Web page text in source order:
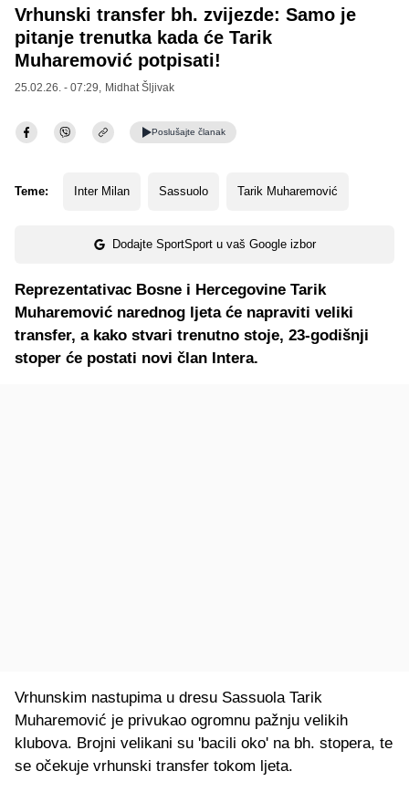
Vrhunski transfer bh. zvijezde: Samo je
pitanje trenutka kada će Tarik
Muharemović potpisati!
25.02.26. - 07:29, Midhat Šljivak
Poslušajte članak
Teme: Inter Milan Sassuolo Tarik Muharemović
Dodajte SportSport u vaš Google izbor
Reprezentativac Bosne i Hercegovine Tarik
Muharemović narednog ljeta će napraviti veliki
transfer, a kako stvari trenutno stoje, 23-godišnji
stoper će postati novi član Intera.
Vrhunskim nastupima u dresu Sassuola Tarik
Muharemović je privukao ogromnu pažnju velikih
klubova. Brojni velikani su 'bacili oko' na bh. stopera, te
se očekuje vrhunski transfer tokom ljeta.